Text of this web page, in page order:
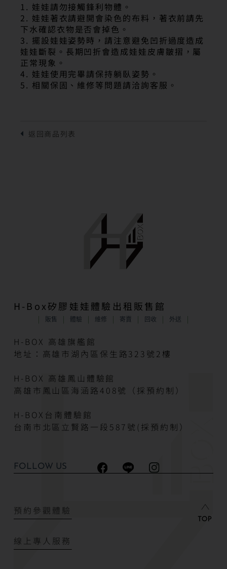
1. 娃娃請勿接觸鋒利物體。
2. 娃娃著衣請避開會染色的布料，著衣前請先
下水確認衣物是否會掉色。
3. 擺設娃娃姿勢時，請注意避免凹折過度造成
娃娃斷裂。長期凹折會造成娃娃皮膚皺摺，屬
正常現象。
4. 娃娃使用完畢請保持躺臥姿勢。
5. 相關保固、維修等問題請洽詢客服。
H-Box矽膠娃娃體驗出租販售館
販售 體驗 維修 寄賣 回收 外送
H-BOX 高雄旗艦館
地址：高雄市湖內區保生路323號2樓
H-BOX 高雄鳳山體驗館
高雄市鳳山區海涵路408號（採預約制）
H-BOX台南體驗館
台南市北區立賢路一段587號(採預約制）
FOLLOW US
預約參觀體驗
線上專人服務